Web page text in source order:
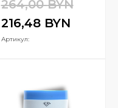
264,00BYN
216,48 BYN
Артикул: